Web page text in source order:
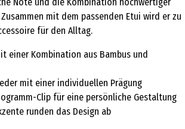
mit dem passenden Etui wird er zu
für den Alltag.
einer Kombination aus Bambus und
mit einer individuellen Prägung
Clip für eine persönliche Gestaltung
runden das Design ab